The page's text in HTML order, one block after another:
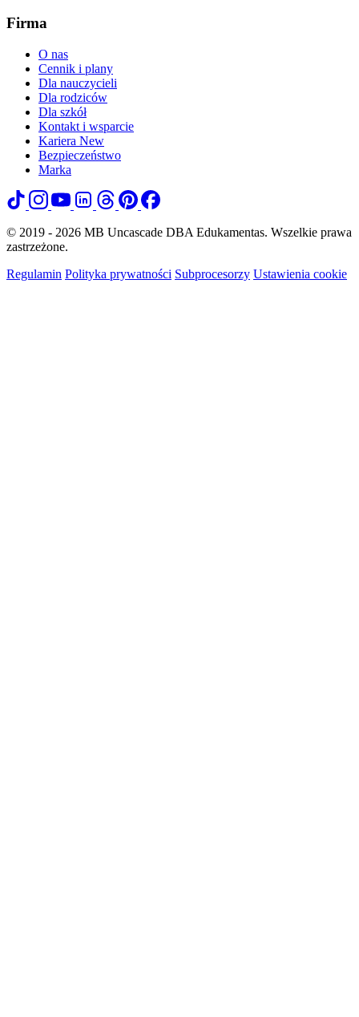
Firma
O nas
Cennik i plany
Dla nauczycieli
Dla rodziców
Dla szkół
Kontakt i wsparcie
Kariera New
Bezpieczeństwo
Marka
© 2019 - 2026 MB Uncascade DBA Edukamentas. Wszelkie prawa
zastrzeżone.
Regulamin Polityka prywatności Subprocesorzy Ustawienia cookie